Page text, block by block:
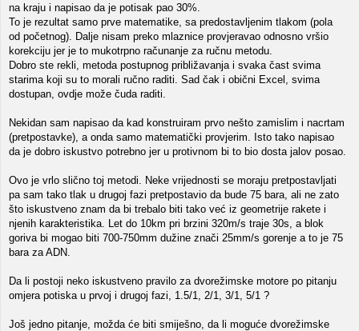
na kraju i napisao da je potisak pao 30%.
To je rezultat samo prve matematike, sa predostavljenim tlakom (pola
od početnog). Dalje nisam preko mlaznice provjeravao odnosno vršio
korekciju jer je to mukotrpno računanje za ručnu metodu.
Dobro ste rekli, metoda postupnog približavanja i svaka čast svima
starima koji su to morali ručno raditi. Sad čak i obični Excel, svima
dostupan, ovdje može čuda raditi.
Nekidan sam napisao da kad konstruiram prvo nešto zamislim i nacrtam
(pretpostavke), a onda samo matematički provjerim. Isto tako napisao
da je dobro iskustvo potrebno jer u protivnom bi to bio dosta jalov posao.
Ovo je vrlo slično toj metodi. Neke vrijednosti se moraju pretpostavljati
pa sam tako tlak u drugoj fazi pretpostavio da bude 75 bara, ali ne zato
što iskustveno znam da bi trebalo biti tako već iz geometrije rakete i
njenih karakteristika. Let do 10km pri brzini 320m/s traje 30s, a blok
goriva bi mogao biti 700-750mm dužine znači 25mm/s gorenje a to je 75
bara za ADN.
Da li postoji neko iskustveno pravilo za dvorežimske motore po pitanju
omjera potiska u prvoj i drugoj fazi, 1.5/1, 2/1, 3/1, 5/1 ?
Još jedno pitanje, možda će biti smiješno, da li moguće dvorežimske